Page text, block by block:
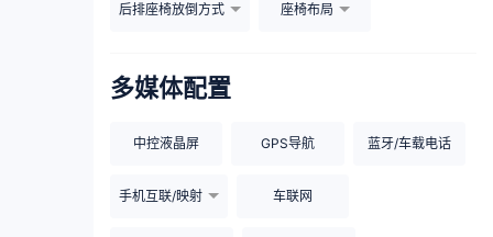
后排座椅放倒方式 座椅布局
多媒体配置
中控液晶屏 GPS导航 蓝牙/车载电话
手机互联/映射 车联网